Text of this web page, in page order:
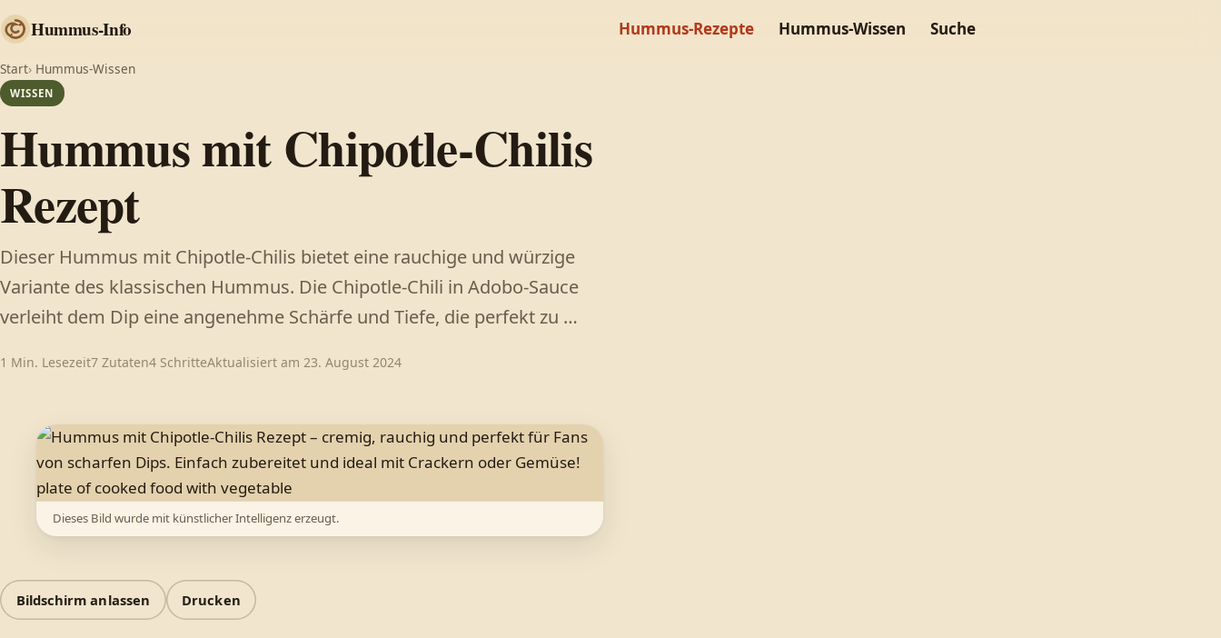
Hummus-Info Hummus-Rezepte Hummus-Wissen Suche
Start› Hummus-Wissen
WISSEN
Hummus mit Chipotle-Chilis
Rezept
Dieser Hummus mit Chipotle-Chilis bietet eine rauchige und würzige
Variante des klassischen Hummus. Die Chipotle-Chili in Adobo-Sauce
verleiht dem Dip eine angenehme Schärfe und Tiefe, die perfekt zu …
1 Min. Lesezeit7 Zutaten4 SchritteAktualisiert am 23. August 2024
Dieses Bild wurde mit künstlicher Intelligenz erzeugt.
Bildschirm anlassen Drucken